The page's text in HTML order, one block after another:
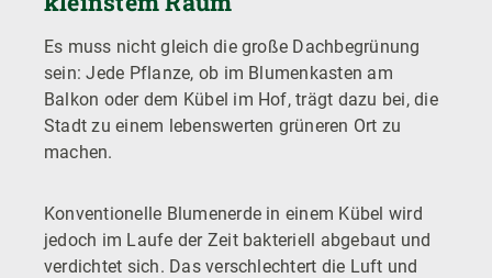
Es muss nicht gleich die große Dachbegrünung
sein: Jede Pflanze, ob im Blumenkasten am
Balkon oder dem Kübel im Hof, trägt dazu bei, die
Stadt zu einem lebenswerten grüneren Ort zu
machen.
Konventionelle Blumenerde in einem Kübel wird
jedoch im Laufe der Zeit bakteriell abgebaut und
verdichtet sich. Das verschlechtert die Luft und